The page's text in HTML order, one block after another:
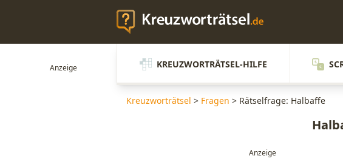
KREUZWORTRÄTSEL-HILFE
Kreuzworträtsel > Fragen > Rätselfrage: Halbaffe